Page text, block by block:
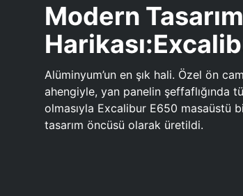
Modern Tasarım
Alüminyum’un en şık hali. Özel ön
ahengiyle, yan panelin şeffaflığında
olmasıyla Excalibur E650 masaüstü
tasarım öncüsü olarak üretildi.